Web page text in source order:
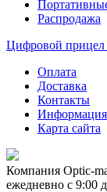
Распродажа
Цифровой прицел
Оплата
Доставка
Контакты
Информация
Карта сайта
Компания Optic-
ежедневно с 9:00